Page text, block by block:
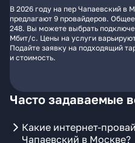
В 2026 году на пер Чапаевский в
предлагают 9 провайдеров.
248. Вы можете выбрать
Мбит/с. Цены на услуги
Подайте заявку на подходящий
и стоимость.
Часто задаваемые
Какие интернет-
Чапаевский в Москве?